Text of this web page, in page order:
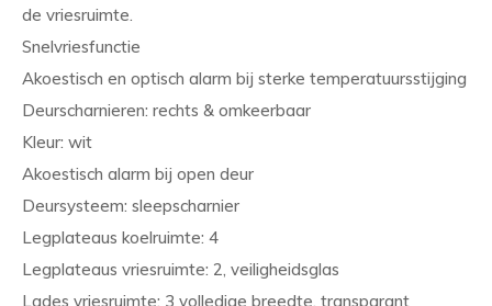
de vriesruimte.
Snelvriesfunctie
Akoestisch en optisch alarm bij sterke temperatuursstijging
Deurscharnieren: rechts & omkeerbaar
Kleur: wit
Akoestisch alarm bij open deur
Deursysteem: sleepscharnier
Legplateaus koelruimte: 4
Legplateaus vriesruimte: 2, veiligheidsglas
Lades vriesruimte: 3 volledige breedte, transparant